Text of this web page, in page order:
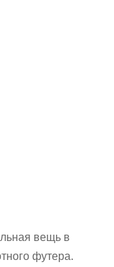
вещь в
футера.